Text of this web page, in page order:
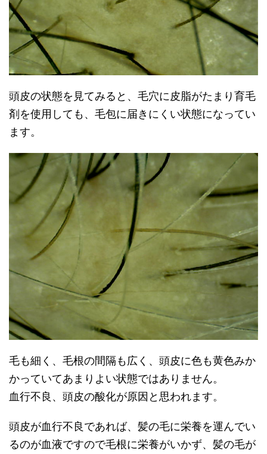
頭皮の状態を見てみると、毛穴に皮脂がたまり育毛
剤を使用しても、毛包に届きにくい状態になってい
ます。
毛も細く、毛根の間隔も広く、頭皮に色も黄色みか
かっていてあまりよい状態ではありません。
血行不良、頭皮の酸化が原因と思われます。
頭皮が血行不良であれば、髪の毛に栄養を運んでい
るのが血液ですので毛根に栄養がいかず、髪の毛が